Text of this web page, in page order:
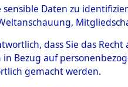
→
sensible Daten zu
dass Sie das
Bezug auf
gemacht werden.